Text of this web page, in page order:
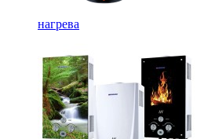
нагрева